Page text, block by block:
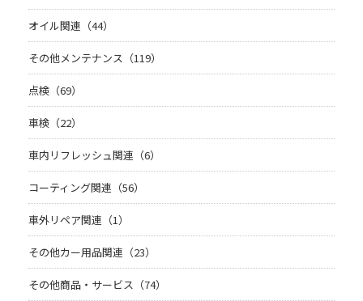
オイル関連（44）
その他メンテナンス（119）
点検（69）
車検（22）
車内リフレッシュ関連（6）
コーティング関連（56）
車外リペア関連（1）
その他カー用品関連（23）
その他商品・サービス（74）